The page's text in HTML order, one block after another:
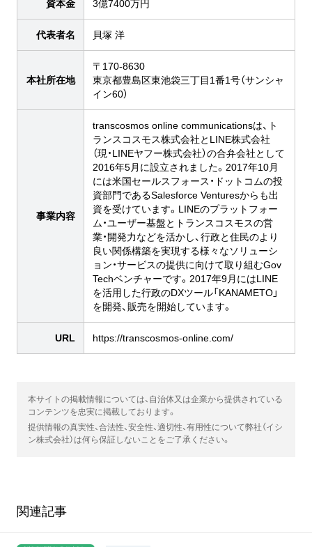
資本金 3億7400万円
代表者名 貝塚 洋
本社所在地
〒170-8630
東京都豊島区東池袋三丁目1番1号（サンシャ
イン60）
事業内容
transcosmos online communicationsは、ト
ランスコスモス株式会社とLINE株式会社
（現・LINEヤフー株式会社）の合弁会社として
2016年5月に設立されました。2017年10月
には米国セールスフォース・ドットコムの投
資部門であるSalesforce Venturesからも出
資を受けています。LINEのプラットフォー
ム・ユーザー基盤とトランスコスモスの営
業・開発力などを活かし、行政と住民のより
良い関係構築を実現する様々なソリューシ
ョン・サービスの提供に向けて取り組むGov
Techベンチャーです。2017年9月にはLINE
を活用した行政のDXツール「KANAMETO」
を開発、販売を開始しています。
URL https://transcosmos-online.com/
本サイトの掲載情報については、自治体又は企業から提供されている
コンテンツを忠実に掲載しております。
提供情報の真実性、合法性、安全性、適切性、有用性について弊社（イシ
ン株式会社）は何ら保証しないことをご了承ください。
関連記事